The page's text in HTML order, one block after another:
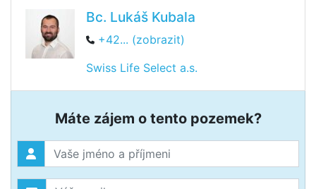
Bc. Lukáš Kubala
+42... (zobrazit)
Swiss Life Select a.s.
Máte zájem o tento pozemek?